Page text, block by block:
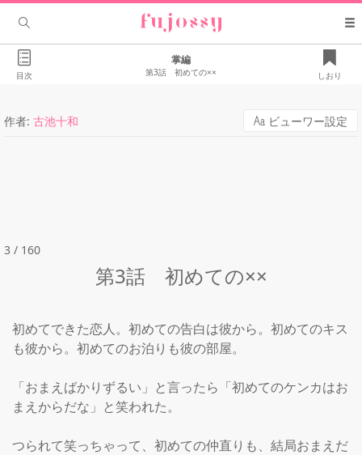
目次
掌編
第3話 初めての×× しおり
作者: 古池十和 ビューワー設定
3 / 160
第3話 初めての××
初めてできた恋人。初めての告白は彼から。初めてのキス
も彼から。初めてのお泊りも彼の部屋。
「おまえばかりずるい」と言ったら「初めてのケンカはお
まえからだな」と笑われた。
つられて笑っちゃって、初めての仲直りも、結局おまえだ